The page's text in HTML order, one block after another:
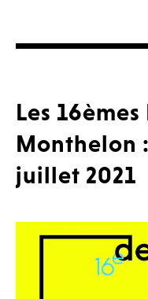
Les
Monthelon
juillet 2021